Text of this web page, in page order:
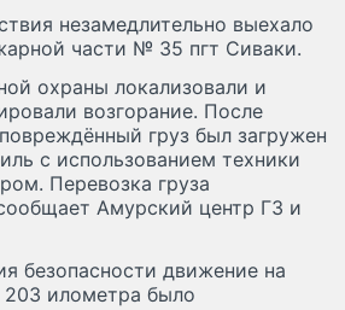
незамедлительно выехало
части № 35 пгт Сиваки.
охраны локализовали и
возгорание. После
груз был загружен
с использованием техники
Перевозка груза
Амурский центр ГЗ и
безопасности движение на
203 илометра было